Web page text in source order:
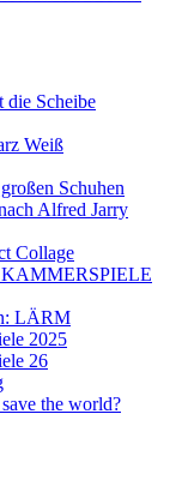
Scheibe
Weiß
Schuhen
Alfred Jarry
Collage
KAMMERSPIELE
LÄRM
2025
26
the world?